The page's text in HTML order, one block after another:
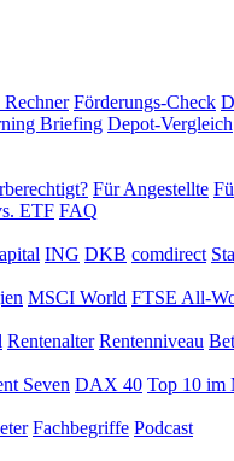
Rechner Förderungs-Check
Briefing Depot-Vergleich
Für Angestellte
ETF FAQ
ING DKB comdirect
MSCI World FTSE All-
Rentenalter Rentenniveau
Seven DAX 40 Top 10 im
Fachbegriffe Podcast